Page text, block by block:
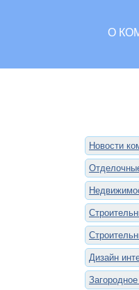
О
Новости
Дизайн